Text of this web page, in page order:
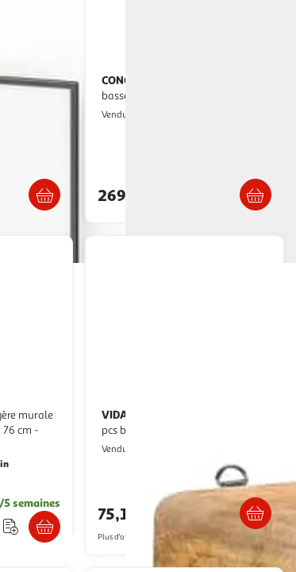
CONCEPT USINE
basse noir et bois 180 cm sofie
Vendu par
269,90€
semaines
VIDAXL
pcs bois solide de manguier
Vendu par
Livraison dès 5/6 jours
75,13€
Plus d'offres à partir de88.87€